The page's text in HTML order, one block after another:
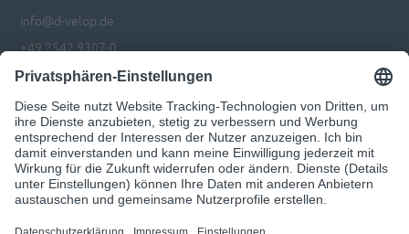
info@d-velop.de
+49 2542 9307-0
Impressum